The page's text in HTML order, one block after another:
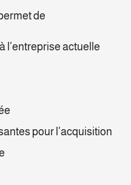
de
l’entreprise actuelle
pour l’acquisition